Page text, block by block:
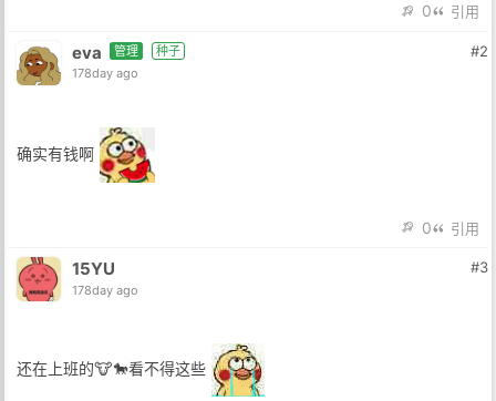
0 引用
eva 管理
种子
178day ago
#2
确实有钱啊
0 引用
15YU
178day ago
#3
还在上班的🐮🐎看不得这些